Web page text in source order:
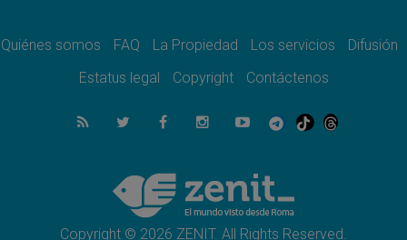
08.08.2026
del Buen Consejo de Genazzano
Filipinas: el Vicariato Apostólico de Calapán
se convierte en diócesis
Honduras: Los desplazados invisibles de una
crisis olvidada
Quiénes somos FAQ La Propiedad Los servicios
Difusión
Estatus legal
Copyright Contáctenos
Copyright © 2026 ZENIT. All Rights Reserved.